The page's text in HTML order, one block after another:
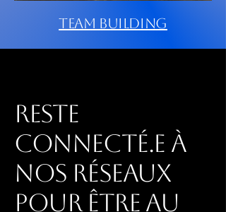
Team Building
Reste
connecté.e à
nos réseaux
pour être au